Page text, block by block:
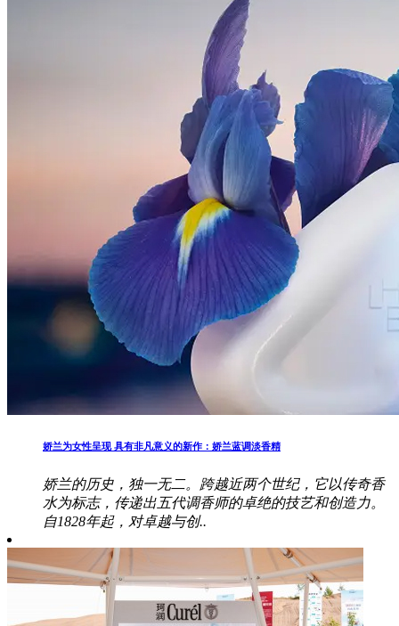
娇兰为女性呈现 具有非凡意义的新作：娇兰蓝调淡香精
娇兰的历史，独一无二。跨越近两个世纪，它以传奇香
水为标志，传递出五代调香师的卓绝的技艺和创造力。
自1828年起，对卓越与创..